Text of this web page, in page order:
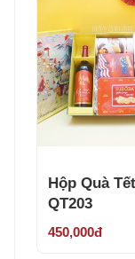
Hộp Quà Tết
QT203
450,000đ